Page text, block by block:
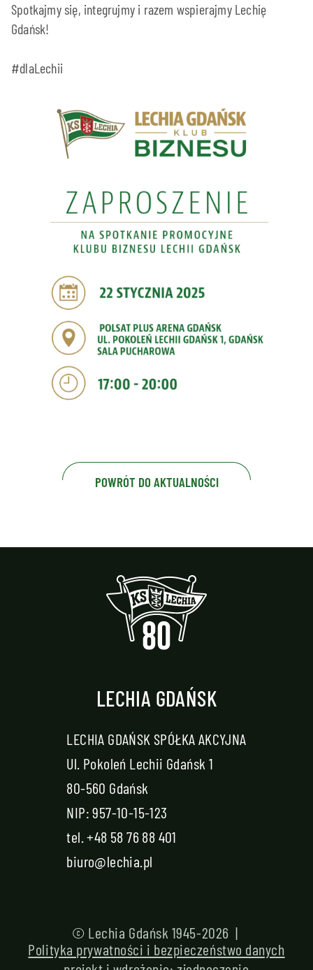
Spotkajmy się, integrujmy i razem wspierajmy Lechię
Gdańsk!
#dlaLechii
POWRÓT DO AKTUALNOŚCI
LECHIA GDAŃSK
LECHIA GDAŃSK SPÓŁKA AKCYJNA
Ul. Pokoleń Lechii Gdańsk 1
80-560 Gdańsk
NIP: 957-10-15-123
tel.+48 58 76 88 401
biuro@lechia.pl
© Lechia Gdańsk 1945-2026 |
Polityka prywatności i bezpieczeństwo danych